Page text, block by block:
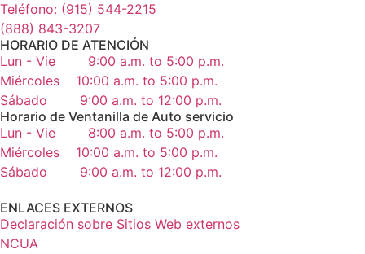
Teléfono: (915) 544-2215
(888) 843-3207
HORARIO DE ATENCIÓN
Lun - Vie
9:00 a.m. to 5:00 p.m.
Miércoles
10:00 a.m. to 5:00 p.m.
Sábado
9:00 a.m. to 12:00 p.m.
Horario de Ventanilla de Auto servicio
Lun - Vie
8:00 a.m. to 5:00 p.m.
Miércoles
10:00 a.m. to 5:00 p.m.
Sábado
9:00 a.m. to 12:00 p.m.
ENLACES EXTERNOS
Declaración sobre Sitios Web externos
NCUA